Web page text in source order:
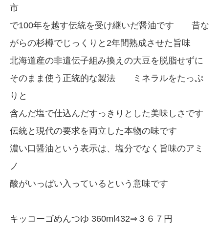
市
で100年を越す伝統を受け継いだ醤油です 昔な
がらの杉樽でじっくりと2年間熟成させた旨味
北海道産の非遺伝子組み換えの大豆を脱脂せずに
そのまま使う正統的な製法 ミネラルをたっぷ
りと
含んだ塩で仕込んだすっきりとした美味しさです
伝統と現代の要求を両立した本物の味です
濃い口醤油という表示は、塩分でなく旨味のアミ
ノ
酸がいっぱい入っているという意味です
キッコーゴめんつゆ 360ml432⇒３６７円